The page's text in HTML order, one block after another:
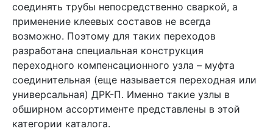
соединять трубы непосредственно сваркой, а
применение клеевых составов не всегда
возможно. Поэтому для таких переходов
разработана специальная конструкция
переходного компенсационного узла – муфта
соединительная (еще называется переходная или
универсальная) ДРК-П. Именно такие узлы в
обширном ассортименте представлены в этой
категории каталога.